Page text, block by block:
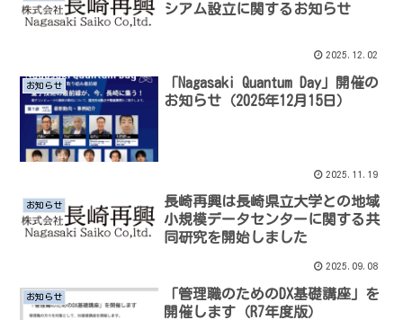
シアム設立に関するお知らせ
2025.12.02
お知らせ
「Nagasaki Quantum Day」開催の
お知らせ（2025年12月15日）
2025.11.19
お知らせ
長崎再興は長崎県立大学との地域
小規模データセンターに関する共
同研究を開始しました
2025.09.08
お知らせ
「管理職のためのDX基礎講座」を
開催します（R7年度版）